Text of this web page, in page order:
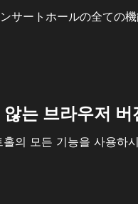
サートホールの全ての
는 브라우저 버
홀의 모든 기능을 사용하